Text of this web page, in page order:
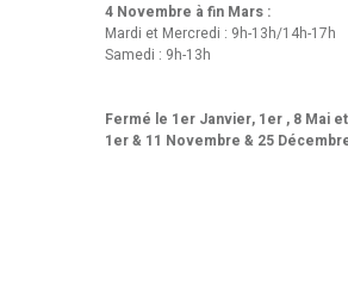
4 Novembre à fin Mars :
Mardi et Mercredi : 9h-13h/14h-17h
Samedi : 9h-13h
Fermé le 1er Janvier, 1er , 8 Mai
1er & 11 Novembre & 25